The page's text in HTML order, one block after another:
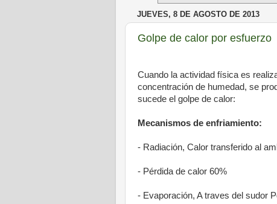
JUEVES, 8 DE AGOSTO DE 2013
Golpe de calor por esfuerzo
Cuando la actividad física es
concentración de humedad, se
sucede el golpe de calor:
Mecanismos de enfriamiento:
- Radiación, Calor transferido al
- Pérdida de calor 60%
- Evaporación, A traves del sudor